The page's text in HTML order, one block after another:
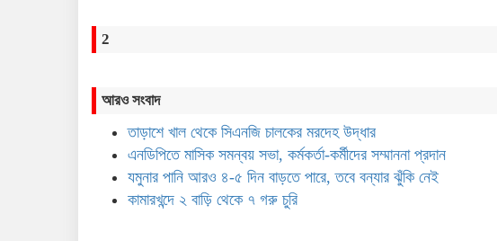
2
আরও সংবাদ
তাড়াশে খাল থেকে সিএনজি চালকের মরদেহ উদ্ধার
এনডিপিতে মাসিক সমন্বয় সভা, কর্মকর্তা-কর্মীদের সম্মাননা প্রদান
যমুনার পানি আরও ৪-৫ দিন বাড়তে পারে, তবে বন্যার ঝুঁকি নেই
কামারখন্দে ২ বাড়ি থেকে ৭ গরু চুরি